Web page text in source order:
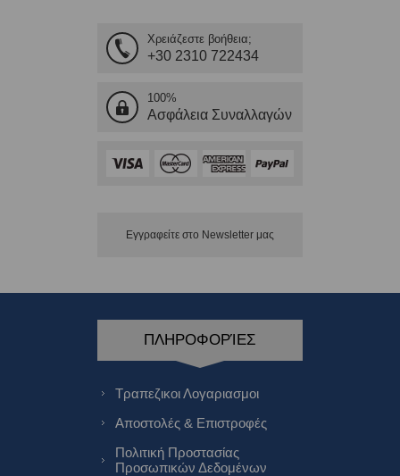
Χρειάζεστε βοήθεια;
+30 2310 722434
100%
Ασφάλεια Συναλλαγών
Εγγραφείτε στο Νewsletter μας
ΠΛΗΡΟΦΟΡΊΕΣ
Τραπεζικοι Λογαριασμοι
Αποστολές & Επιστροφές
Πολιτική Προστασίας
Προσωπικών Δεδομένων